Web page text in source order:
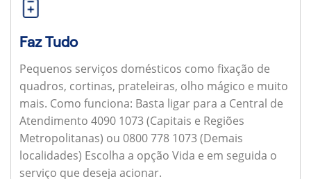
Faz Tudo
Pequenos serviços domésticos como fixação de
quadros, cortinas, prateleiras, olho mágico e muito
mais. Como funciona: Basta ligar para a Central de
Atendimento 4090 1073 (Capitais e Regiões
Metropolitanas) ou 0800 778 1073 (Demais
localidades) Escolha a opção Vida e em seguida o
serviço que deseja acionar.